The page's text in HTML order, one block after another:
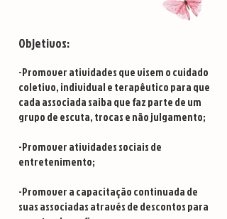
Objetivos:
-Promover atividades que visem o cuidado
coletivo, individual e terapêutico para que
cada associada saiba que faz parte de um
grupo de escuta, trocas e não julgamento;
-Promover atividades sociais de
entretenimento;
-Promover a capacitação continuada de
suas associadas através de descontos para